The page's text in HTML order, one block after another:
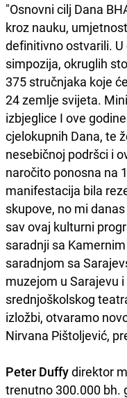
"Osnovni cilj Dana
kroz nauku,
definitivno ostvarili.
simpozija, okruglih
375 stručnjaka koje
24 zemlje svijeta.
izbjeglice I ove
cjelokupnih Dana, te
nesebičnoj podršci i
naročito ponosna na
manifestacija bila
skupove, no mi
sav ovaj kulturni
saradnji sa
saradnjom sa
muzejom u Sarajevu
srednjoškolskog
izložbi, otvaramo
Nirvana Pištoljević,
Peter Duffydirektor
trenutno 300.000 bh.